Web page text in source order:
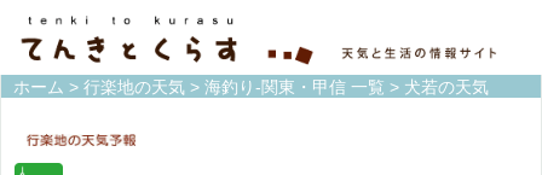
ホーム > 行楽地の天気 > 海釣り-関東・甲信 一覧 > 犬若の天気